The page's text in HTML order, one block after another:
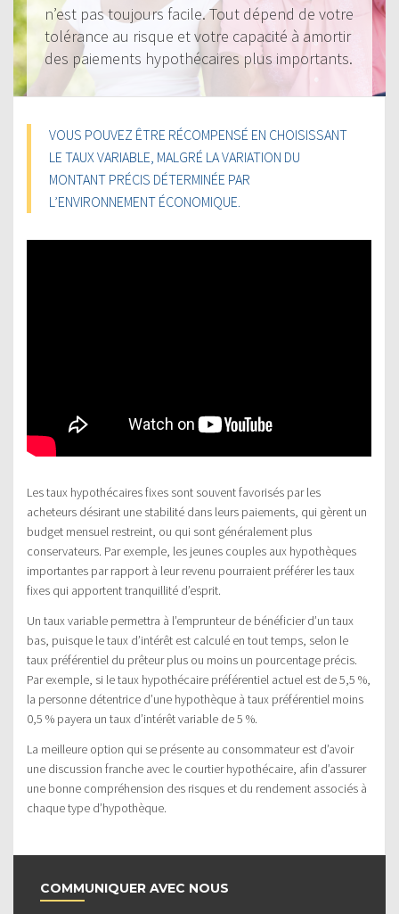
n’est pas toujours facile. Tout dépend de votre
tolérance au risque et votre capacité à amortir
des paiements hypothécaires plus importants.
VOUS POUVEZ ÊTRE RÉCOMPENSÉ EN CHOISISSANT
LE TAUX VARIABLE, MALGRÉ LA VARIATION DU
MONTANT PRÉCIS DÉTERMINÉE PAR
L’ENVIRONNEMENT ÉCONOMIQUE.
Les taux hypothécaires fixes sont souvent favorisés par les
acheteurs désirant une stabilité dans leurs paiements, qui gèrent un
budget mensuel restreint, ou qui sont généralement plus
conservateurs. Par exemple, les jeunes couples aux hypothèques
importantes par rapport à leur revenu pourraient préférer les taux
fixes qui apportent tranquillité d’esprit.
Un taux variable permettra à l’emprunteur de bénéficier d’un taux
bas, puisque le taux d’intérêt est calculé en tout temps, selon le
taux préférentiel du prêteur plus ou moins un pourcentage précis.
Par exemple, si le taux hypothécaire préférentiel actuel est de 5,5 %,
la personne détentrice d’une hypothèque à taux préférentiel moins
0,5 % payera un taux d’intérêt variable de 5 %.
La meilleure option qui se présente au consommateur est d’avoir
une discussion franche avec le courtier hypothécaire, afin d’assurer
une bonne compréhension des risques et du rendement associés à
chaque type d’hypothèque.
COMMUNIQUER AVEC NOUS